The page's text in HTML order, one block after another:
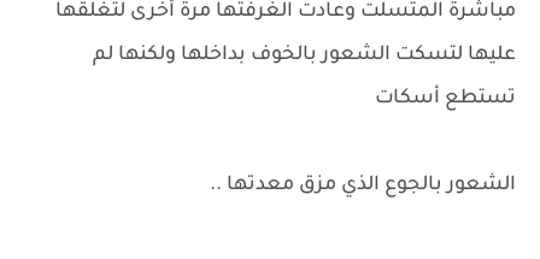
مباشرة المتسلت وعادت الغرفتها مرة أخرى لتغلقها
عليها لتسكت الشعور بالخوف بداخلها ولكنها لم
تستطع أسكات
الشعور بالجوع الذي مزق معدتها ..